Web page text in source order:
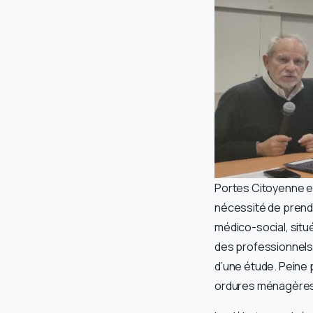
Portes Citoyenne
nécessité de
médico-social,
des professionnels
d’une étude.
ordures